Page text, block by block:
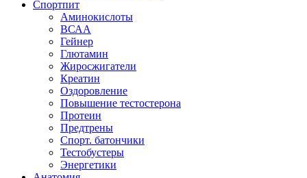
Спортпит
Аминокислоты
ВСАА
Гейнер
Глютамин
Жиросжигатели
Креатин
Оздоровление
Повышение тестостерона
Протеин
Предтрены
Спорт. батончики
Тестобустеры
Энергетики